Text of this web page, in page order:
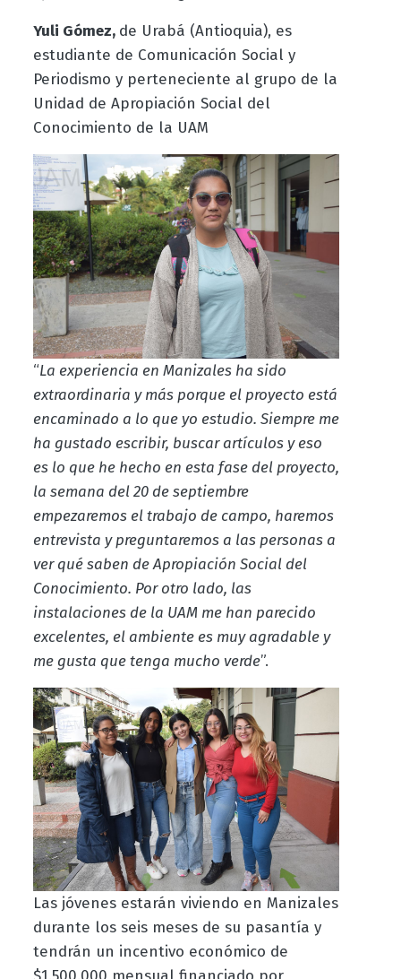
Yuli Gómez, de Urabá (Antioquia), es
estudiante de Comunicación Social y
Periodismo y perteneciente al grupo de la
Unidad de Apropiación Social del
Conocimiento de la UAM
“La experiencia en Manizales ha sido
extraordinaria y más porque el proyecto está
encaminado a lo que yo estudio. Siempre me
ha gustado escribir, buscar artículos y eso
es lo que he hecho en esta fase del proyecto,
la semana del 20 de septiembre
empezaremos el trabajo de campo, haremos
entrevista y preguntaremos a las personas a
ver qué saben de Apropiación Social del
Conocimiento. Por otro lado, las
instalaciones de la UAM me han parecido
excelentes, el ambiente es muy agradable y
me gusta que tenga mucho verde”.
Las jóvenes estarán viviendo en Manizales
durante los seis meses de su pasantía y
tendrán un incentivo económico de